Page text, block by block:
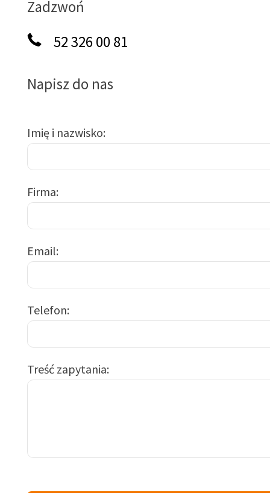
Zadzwoń
52 326 00 81
Napisz do nas
Imię i nazwisko
Firma
Email
Telefon
Treść zapytania